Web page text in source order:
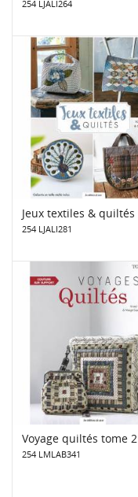
254 LJALI264
Jeux textiles & quiltés
254 LJALI281
Voyage quiltés tome 2
254 LMLAB341